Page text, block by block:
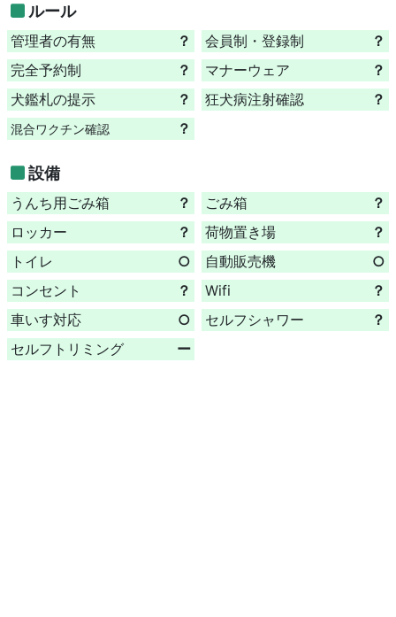
ルール
管理者の有無 ？ 会員制・登録制
？
完全予約制
？ マナーウェア
？
犬鑑札の提示
？ 狂犬病注射確認 ？
混合ワクチン確認 ？
設備
うんち用ごみ箱 ？ ごみ箱
？
ロッカー
？ 荷物置き場
？
トイレ
○ 自動販売機
○
コンセント
？ Wifi
？
車いす対応
○ セルフシャワー
？
セルフトリミング
ー